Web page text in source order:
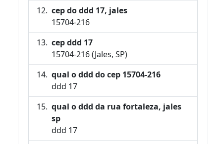
cep do ddd 17, jales
15704-216
cep ddd 17
15704-216 (Jales, SP)
qual o ddd do cep 15704-216
ddd 17
qual o ddd da rua fortaleza, jales
sp
ddd 17